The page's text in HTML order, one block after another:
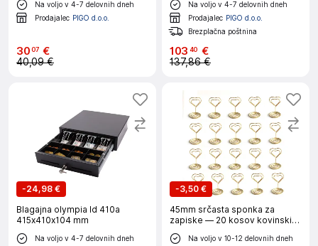
Na voljo v 4-7 delovnih dneh
Prodajalec PIGO d.o.o.
3007 €
40,09 €
Na voljo v 4-7 delovnih dneh
Prodajalec PIGO d.o.o.
Brezplačna poštnina
103 40 €
137,86 €
-24,98 €
Blagajna olympia ld 410a
415x410x104 mm
Na voljo v 4-7 delovnih dneh
-3,50 €
45mm srčasta sponka za
zapiske — 20 kosov kovinskih
držal Gold
Na voljo v 10-12 delovnih dneh